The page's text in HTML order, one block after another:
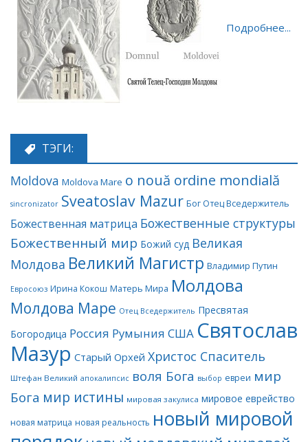
Подробнее...
ТЭГИ:
Moldova Moldova Mare o nouă ordine mondială
sincronizator Sveatoslav Mazur Бог Отец Вседержитель
Божественная матрица Божественные структуры
Божественный мир Божий суд Великая
Молдова Великий Магистр Владимир Путин
Евросоюз Ирина Кокош Матерь Мира Молдова
Молдова Маре Отец Вседержитель Пресвятая
Богородица Россия Румыния США Святослав
Мазур Старый Орхей Христос Спаситель
Штефан Великий апокалипсис воля Бога выбор евреи мир
Бога мир истины мировая закулиса мировое еврейство
новая матрица новая реальность новый мировой